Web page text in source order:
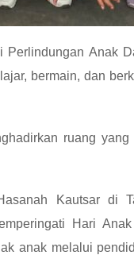
Anak
bermain, dan
ruang
Kautsar di
Hari
anak melalui